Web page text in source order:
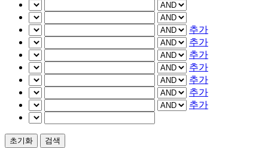
추가
추가
추가
추가
추가
추가
추가